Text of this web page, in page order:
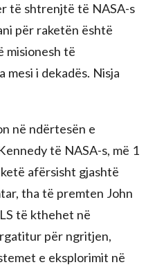
të shtrenjtë të NASA-s
për raketën është
misionesh të
i dekadës. Nisja
në ndërtesën e
të NASA-s, më 1
afërsisht gjashtë
tha të premten John
të kthehet në
për ngritjen,
e eksplorimit në